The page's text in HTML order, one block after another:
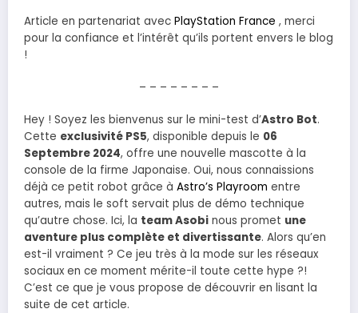
Article en partenariat avec PlayStation France , merci
pour la confiance et l’intérêt qu’ils portent envers le blog
!
– – – – – – – –
Hey ! Soyez les bienvenus sur le mini-test d’Astro Bot.
Cette exclusivité PS5, disponible depuis le 06
Septembre 2024, offre une nouvelle mascotte à la
console de la firme Japonaise. Oui, nous connaissions
déjà ce petit robot grâce à Astro’s Playroom entre
autres, mais le soft servait plus de démo technique
qu’autre chose. Ici, la team Asobi nous promet une
aventure plus complète et divertissante. Alors qu’en
est-il vraiment ? Ce jeu très à la mode sur les réseaux
sociaux en ce moment mérite-il toute cette hype ?!
C’est ce que je vous propose de découvrir en lisant la
suite de cet article.